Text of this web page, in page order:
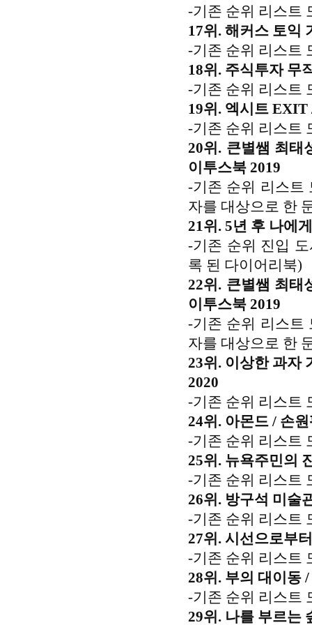
-기존 순위 리스트
17위. 해커스 토익
-기존 순위 리스트
18위. 주식투자 무
-기존 순위 리스트
19위. 엑시트 EXIT
-기존 순위 리스트
20위. 큰별쌤 최태
이투스북 2019
-기존 순위 리스트
자를 대상으로 한
21위. 5년 후 나에
-기존 순위 진입
록 된 다이어리북)
22위. 큰별쌤 최태
이투스북 2019
-기존 순위 리스트
자를 대상으로 한
23위. 이상한 과자
2020
-기존 순위 리스트
24위. 아몬드 / 손
-기존 순위 리스트
25위. 뉴욕주민의
-기존 순위 리스트
26위. 방구석 미술
-기존 순위 리스트
27위. 시선으로부
-기존 순위 리스트
28위. 부의 대이동
-기존 순위 리스트
29위. 나를 부르는